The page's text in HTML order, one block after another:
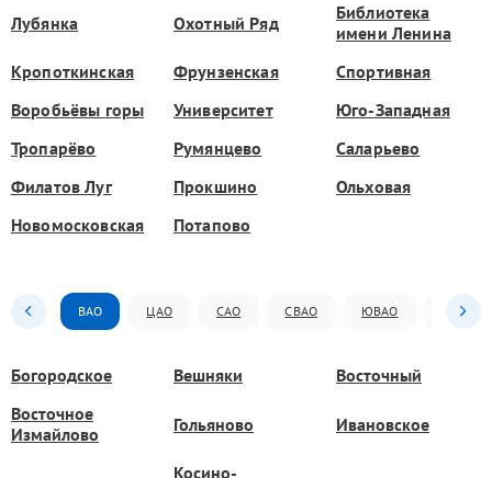
Лубянка Охотный Ряд
Библиотека
имени Ленина
Кропоткинская
Фрунзенская
Спортивная
Воробьёвы горы
Университет
Юго-Западная
Тропарёво
Румянцево
Саларьево
Филатов Луг
Прокшино
Ольховая
Новомосковская
Потапово
ВАО ЦАО САО СВАО ЮВАО ЮАО
Богородское Вешняки
Восточный
Восточное
Измайлово
Гольяново Ивановское
Косино-